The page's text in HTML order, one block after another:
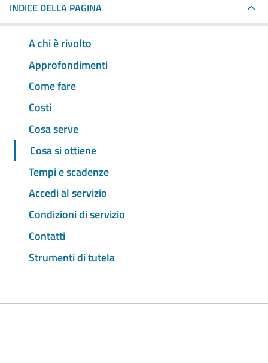
INDICE DELLA PAGINA
A chi è rivolto
Approfondimenti
Come fare
Costi
Cosa serve
Cosa si ottiene
Tempi e scadenze
Accedi al servizio
Condizioni di servizio
Contatti
Strumenti di tutela